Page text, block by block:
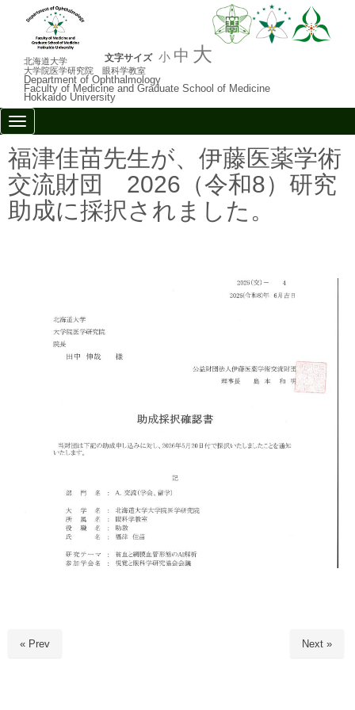
北海道大学
大学院医学研究院 眼科学教室
Department of Ophthalmology
Faculty of Medicine and Graduate School of Medicine
Hokkaido University
文字サイズ 小 中 大
N
a
v
i
g
a
t
o
福津佳苗先生が、伊藤医薬学術
交流財団 2026（令和8）研究
助成に採択されました。
« Prev Next »